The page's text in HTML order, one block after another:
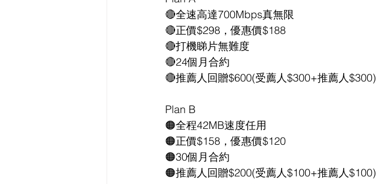
🔴全速高達700Mbps真無限
🔴正價$298，優惠價$188
🔴打機睇片無難度
🔴24個月合約
🔴推薦人回贈$600(受薦人$300+推薦人$300)
Plan B
🟠全程42MB速度任用
🟠正價$158，優惠價$120
🟠30個月合約
🟠推薦人回贈$200(受薦人$100+推薦人$100)